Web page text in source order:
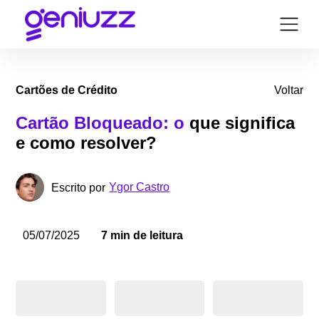
Cartões de Crédito Voltar
Cartão Bloqueado: o que significa
e como resolver?
Escrito por Ygor Castro
05/07/2025 7 min de leitura